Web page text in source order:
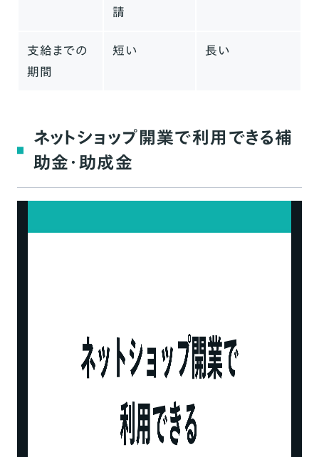
請
支給までの
期間
短い 長い
ネットショップ開業で利用できる補
助金・助成金